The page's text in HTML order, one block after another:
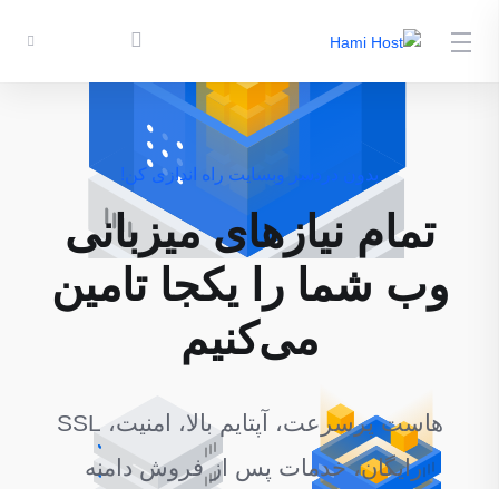
بدون دردسر وبسایت‌ راه اندازی کن!
تمام نیازهای میزبانی
وب شما را یکجا تامین
می‌کنیم
هاست پرسرعت، آپتایم بالا، امنیت، SSL
رایگان، خدمات پس از فروش دامنه